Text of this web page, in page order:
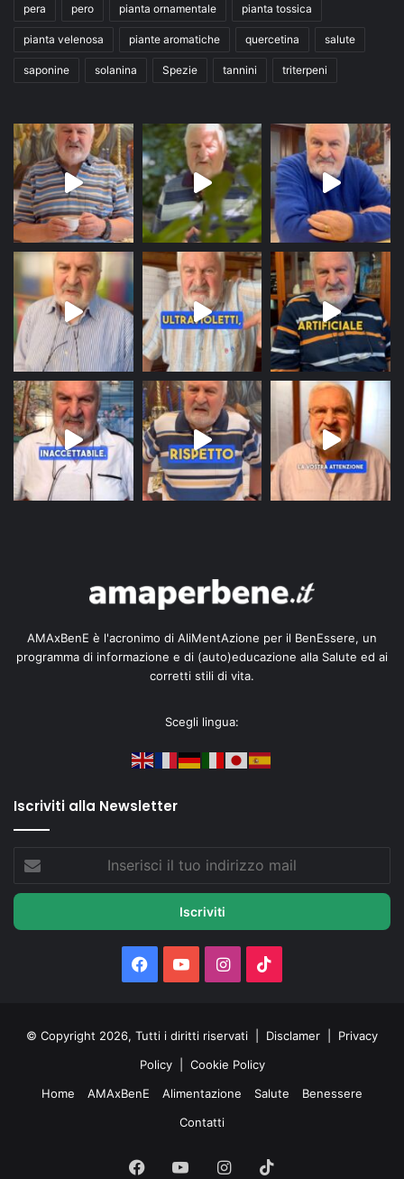
pera pero pianta ornamentale pianta tossica
pianta velenosa piante aromatiche quercetina salute
saponine solanina Spezie tannini triterpeni
AMAxBenE è l'acronimo di AliMentAzione per il BenEssere, un
programma di informazione e di (auto)educazione alla Salute ed ai
corretti stili di vita.
Scegli lingua:
Iscriviti alla Newsletter
tuo
mail
Facebook
You Instagram
© Copyright 2026, Tutti i diritti riservati | Disclamer
Privacy
Policy
Cookie Policy
Home
AMAxBenE Alimentazione Salute
Benessere
Contatti
Facebook Instagram